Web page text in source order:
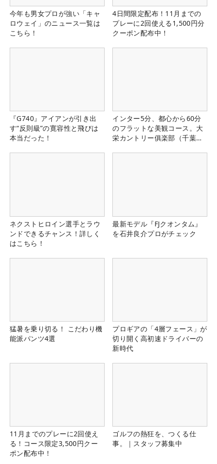
今年も男女プロが強い「キャ
ロウェイ」のニュース一覧は
こちら！
4日間限定配布！11月までの
プレーに2回使える1,500円分
クーポン配布中！
『G740』アイアンが引き出
す“反則級”の寛容性と飛びは
本当だった！
インター5分、都心から60分
のフラットな美観コース。大
栄カントリー俱楽部（千葉
ネクストヒロイン選手とラウ
ンドできるチャンス！詳しく
はこちら！
最新モデル『FJクオンタム』
を石井良介プロがチェック
猛暑を乗り切る！ こだわり機
能派パンツ4選
プロギアの「4層フェース」が
切り開く高初速ドライバーの
新時代
11月までのプレーに2回使え
る！コース限定3,500円クー
ポン配布中！
ゴルフの熱狂を、つくる仕
事。｜スタッフ募集中